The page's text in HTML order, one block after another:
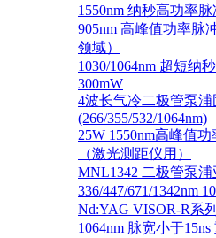
1550nm 纳秒高功率
905nm 高峰值功率脉
领域）
1030/1064nm 超短纳
300mW
4波长气冷二极管泵浦
(266/355/532/1064nm)
25W 1550nm高峰值
（激光测距仪用）
MNL1342 二极管泵
336/447/671/1342nm
Nd:YAG VISOR-R系
1064nm 脉宽小于